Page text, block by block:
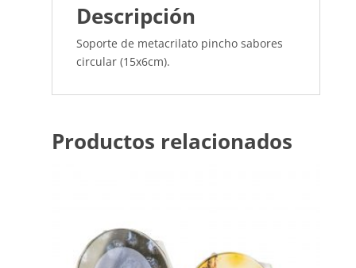
Descripción
Soporte de metacrilato pincho sabores
circular (15x6cm).
Productos relacionados